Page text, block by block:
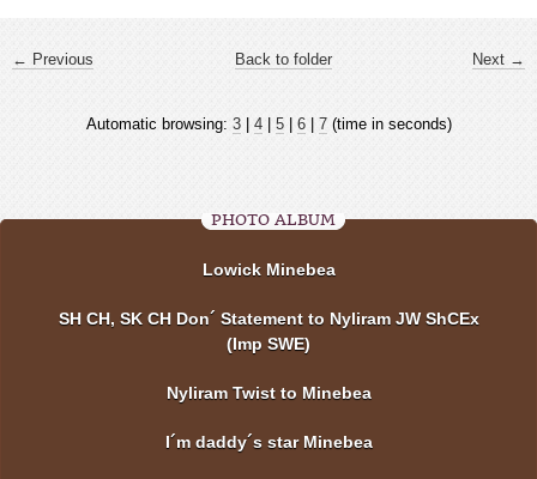
← Previous Next →
Back to folder
Automatic browsing: 3| 4| 5| 6| 7(time in seconds)
PHOTO ALBUM
Lowick Minebea
SH CH, SK CH Don´ Statement to Nyliram JW ShCEx
(Imp SWE)
Nyliram Twist to Minebea
I´m daddy´s star Minebea